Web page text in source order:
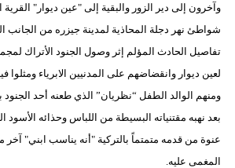
وآخرون إلى دير الزور والبقية إلى "عين ديوار"
شواطئ نهر دجلة المحاذية لمدينة جيزره من الجانب
تفاصيل الحادث المؤلم إثر وصول الجنود الأتراك
لعين ديوار وانقضاضهم على المدنيين الابرياء ومثلوا
ومنهم الوالد الطفل “نظريان” الذي طعنه أحد الجنود
بعد نهبه مقتنياته البسيطة من اللباس وحذائه الأسود
عنوة من قدمه متمتماً بالتركية "أنه يناسب ابني"
المغمى عليه.